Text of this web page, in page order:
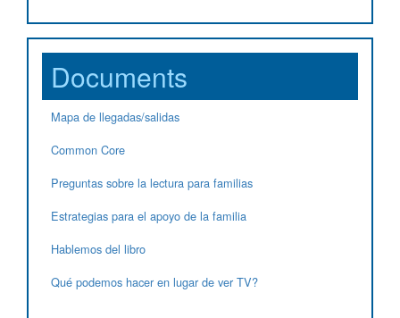
Documents
Mapa de llegadas/salidas
Common Core
Preguntas sobre la lectura para familias
Estrategias para el apoyo de la familia
Hablemos del libro
Qué podemos hacer en lugar de ver TV?